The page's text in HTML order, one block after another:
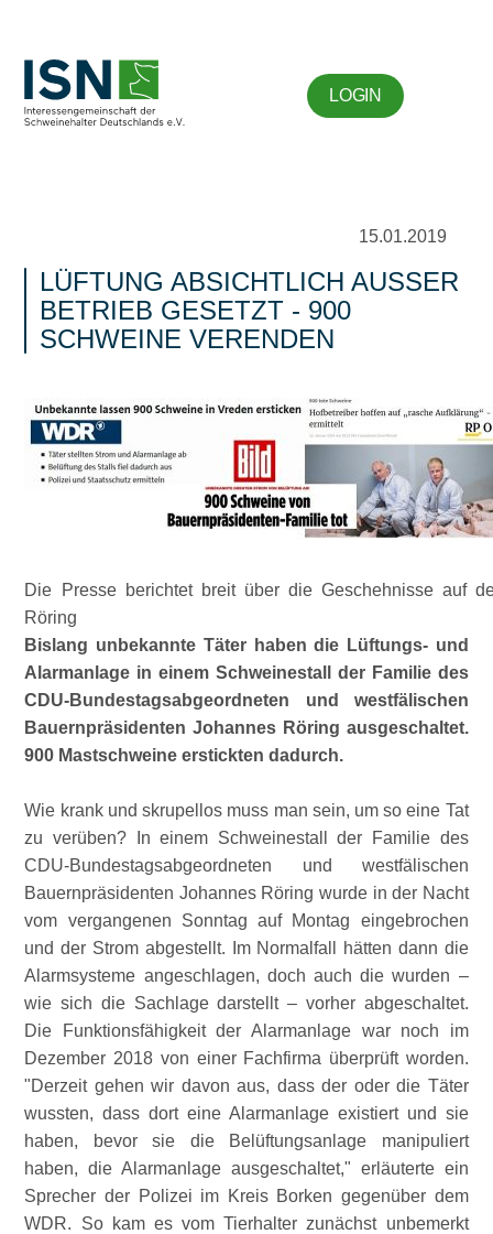
LOGIN
15.01.2019
LÜFTUNG ABSICHTLICH AUSSER B
ETRIEB GESETZT - 900 S
CHWEINE VERENDEN
Die Presse berichtet breit über die Geschehnisse auf
Röring
Bislang unbekannte Täter haben die Lüftungs- und
Alarmanlage in einem Schweinestall der Familie des
CDU-Bundestagsabgeordneten und westfälischen
Bauernpräsidenten Johannes Röring ausgeschaltet.
900 Mastschweine erstickten dadurch.
Wie krank und skrupellos muss man sein, um so eine Tat
zu verüben? In einem Schweinestall der Familie des
CDU-Bundestagsabgeordneten und westfälischen
Bauernpräsidenten Johannes Röring wurde in der Nacht
vom vergangenen Sonntag auf Montag eingebrochen
und der Strom abgestellt. Im Normalfall hätten dann die
Alarmsysteme angeschlagen, doch auch die wurden –
wie sich die Sachlage darstellt – vorher abgeschaltet.
Die Funktionsfähigkeit der Alarmanlage war noch im
Dezember 2018 von einer Fachfirma überprüft worden.
Derzeit gehen wir davon aus, dass der oder die Täter
wussten, dass dort eine Alarmanlage existiert und sie
haben, bevor sie die Belüftungsanlage manipuliert
haben, die Alarmanlage ausgeschaltet,
erläuterte ein
Sprecher der Polizei im Kreis Borken gegenüber dem
WDR. So kam es vom Tierhalter zunächst unbemerkt